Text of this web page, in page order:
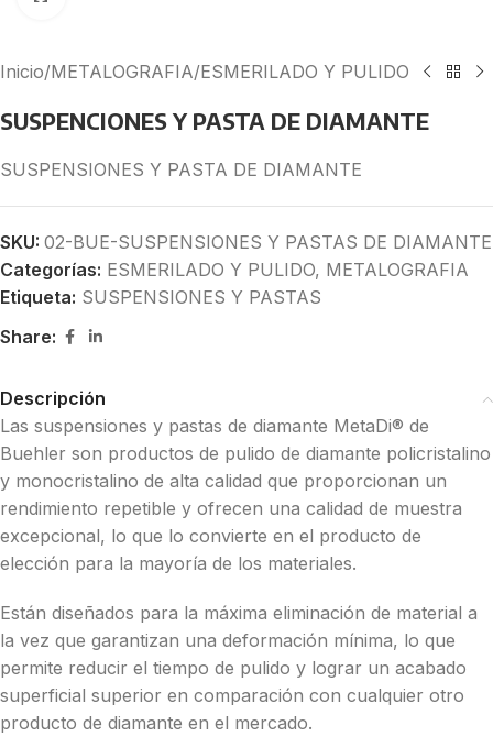
Inicio/METALOGRAFIA/ESMERILADO Y PULIDO
SUSPENCIONES Y PASTA DE DIAMANTE
SUSPENSIONES Y PASTA DE DIAMANTE
SKU: 02-BUE-SUSPENSIONES Y PASTAS DE DIAMANTE
Categorías: ESMERILADO Y PULIDO, METALOGRAFIA
Etiqueta: SUSPENSIONES Y PASTAS
Share:
Descripción
Las suspensiones y pastas de diamante MetaDi® de
Buehler son productos de pulido de diamante policristalino
y monocristalino de alta calidad que proporcionan un
rendimiento repetible y ofrecen una calidad de muestra
excepcional, lo que lo convierte en el producto de
elección para la mayoría de los materiales.
Están diseñados para la máxima eliminación de material a
la vez que garantizan una deformación mínima, lo que
permite reducir el tiempo de pulido y lograr un acabado
superficial superior en comparación con cualquier otro
producto de diamante en el mercado.